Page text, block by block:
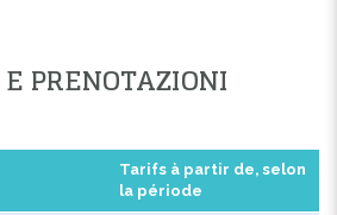
PRENOTAZIONI
Tarifs à partir de, selon
la période